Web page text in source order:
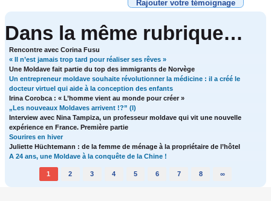
Rajouter votre témoignage
Dans la même rubrique…
Rencontre avec Corina Fusu
« Il n’est jamais trop tard pour réaliser ses rêves »
Une Moldave fait partie du top des immigrants de Norvège
Un entrepreneur moldave souhaite révolutionner la médicine : il a créé le
docteur virtuel qui aide à la conception des enfants
Irina Corobca : « L’homme vient au monde pour créer »
„Les nouveaux Moldaves arrivent !?” (I)
Interview avec Nina Tampiza, un professeur moldave qui vit une nouvelle
expérience en France. Première partie
Sourires en hiver
Juliette Hüchtemann : de la femme de ménage à la propriétaire de l’hôtel
A 24 ans, une Moldave à la conquête de la Chine !
1 2 3 4 5 6 7 8 ∞